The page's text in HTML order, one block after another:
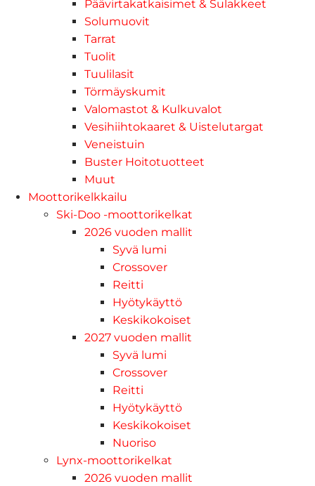
Päävirtakatkaisimet & Sulakkeet
Solumuovit
Tarrat
Tuolit
Tuulilasit
Törmäyskumit
Valomastot & Kulkuvalot
Vesihiihtokaaret & Uistelutargat
Veneistuin
Buster Hoitotuotteet
Muut
Moottorikelkkailu
Ski-Doo -moottorikelkat
2026 vuoden mallit
Syvä lumi
Crossover
Reitti
Hyötykäyttö
Keskikokoiset
2027 vuoden mallit
Syvä lumi
Crossover
Reitti
Hyötykäyttö
Keskikokoiset
Nuoriso
Lynx-moottorikelkat
2026 vuoden mallit